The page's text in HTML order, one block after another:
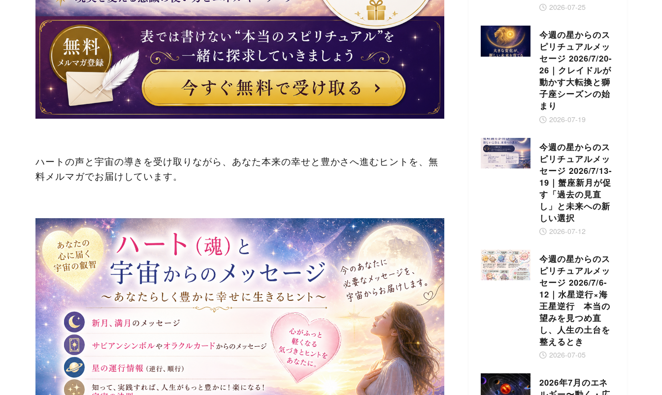
ハートの声と宇宙の導きを受け取りながら、あなた本来の幸せと豊かさへ進むヒントを、無
料メルマガでお届けしています。
2026-07-25
今週の星からのス
ピリチュアルメッ
セージ 2026/7/20-
26｜クレイドルが
動かす大転換と獅
子座シーズンの始
まり
2026-07-19
今週の星からのス
ピリチュアルメッ
セージ 2026/7/13-
19｜蟹座新月が促
す「過去の見直
し」と未来への新
しい選択
2026-07-12
今週の星からのス
ピリチュアルメッ
セージ 2026/7/6-
12｜水星逆行×海
王星逆行 本当の
望みを見つめ直
し、人生の土台を
整えるとき
2026-07-05
2026年7月のエネ